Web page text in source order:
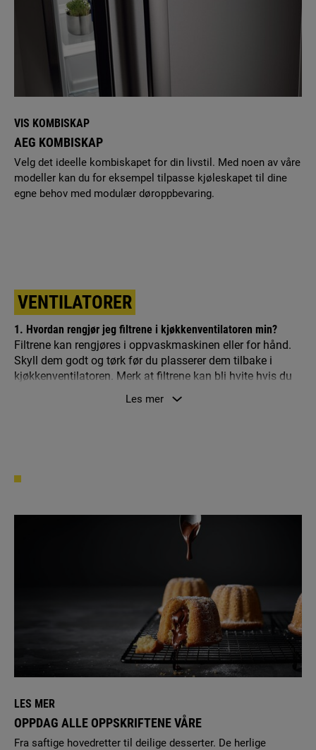
VIS KOMBISKAP
AEG KOMBISKAP
Velg det ideelle kombiskapet for din livstil. Med noen av våre
modeller kan du for eksempel tilpasse kjøleskapet til dine
egne behov med modulær døroppbevaring.
VENTILATORER
1. Hvordan rengjør jeg filtrene i kjøkkenventilatoren min?
Filtrene kan rengjøres i oppvaskmaskinen eller for hånd.
Skyll dem godt og tørk før du plasserer dem tilbake i
kjøkkenventilatoren. Merk at filtrene kan bli hvite hvis du
vasker dem i oppvaskmaskinen.
spesialmodell. Kontakt forhandleren din for ytterligere
3. Hvor gammel er kjøkkenventilatoren min?
Du kan finne ut hvor gammel kjøkkenventilatoren din er
ved å se på serienummeret på etiketten. Det første
produksjonsuke. For eksempel, 13500016: uke 35 i 2011.
4. Kjøkkenventilatoren min fungerer ikke. Hvem skal jeg
kontakte angående reparasjon av kjøkkenventilatoren?
Vi sender gjerne en autorisert servicetekniker. Fyll ut
for å avtale service.
kjøkkenventilatoren min?
Med modell- og produktnummeret tilgjengelig, kan du
laste ned en ny bruksanvisningher.
Les mer
LES MER
OPPDAG ALLE OPPSKRIFTENE VÅRE
Fra saftige hovedretter til deilige desserter. De herlige